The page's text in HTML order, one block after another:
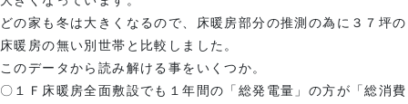
どの家も冬は大きくなるので、床暖房部分の推測の為に３７坪の
床暖房の無い別世帯と比較しました。
このデータから読み解ける事をいくつか。
〇１Ｆ床暖房全面敷設でも１年間の「総発電量」の方が「総消費